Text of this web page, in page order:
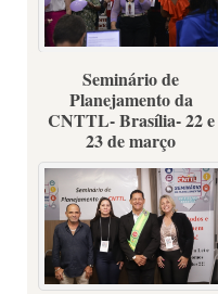
Fotos: Renata Rocha
Seminário de
Planejamento da
CNTTL- Brasília- 22 e
23 de março